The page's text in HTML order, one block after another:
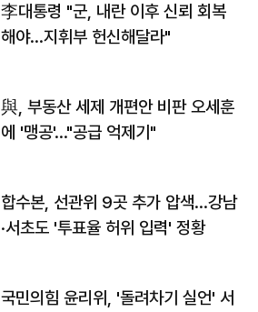
李대통령 "군, 내란 이후 신뢰 회복
해야…지휘부 헌신해달라"
與, 부동산 세제 개편안 비판 오세훈
에 '맹공'…"공급 억제기"
합수본, 선관위 9곳 추가 압색…강남
·서초도 '투표율 허위 입력' 정황
국민의힘 윤리위, '돌려차기 실언' 서